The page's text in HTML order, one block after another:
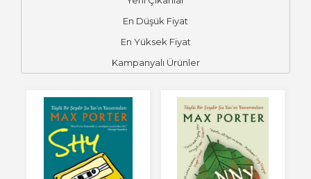
En Düşük Fiyat
En Yüksek Fiyat
Kampanyalı Ürünler